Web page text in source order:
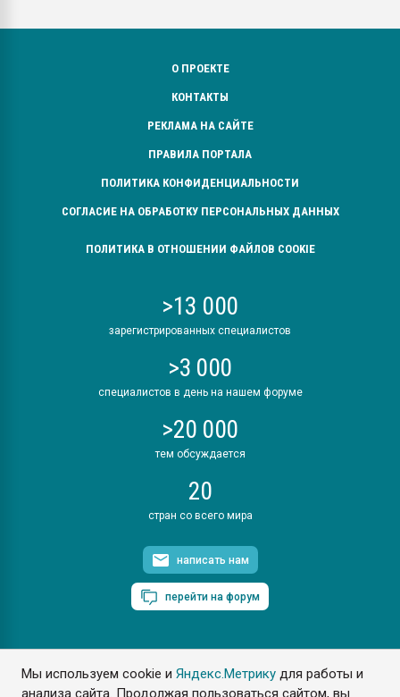
Мы используем cookie иЯндекс.Метрику для работы и
анализа сайта. Продолжая пользоваться сайтом, вы
О ПРОЕКТЕ
КОНТАКТЫ
РЕКЛАМА НА САЙТЕ
ПРАВИЛА ПОРТАЛА
ПОЛИТИКА КОНФИДЕНЦИАЛЬНОСТИ
СОГЛАСИЕ НА ОБРАБОТКУ ПЕРСОНАЛЬНЫХ ДАННЫХ
ПОЛИТИКА В ОТНОШЕНИИ ФАЙЛОВ COOKIE
>13 000
зарегистрированных специалистов
>3 000
специалистов в день на нашем форуме
>20 000
тем обсуждается
20
стран со всего мира
написать нам
перейти на форум
ПластЭксперт © 2006. Все права защищены
Разрешается копирование материалов сайта с обязательной